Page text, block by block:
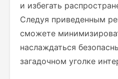
и избегать
Следуя приведенным
сможете
наслаждаться
загадочном уголке